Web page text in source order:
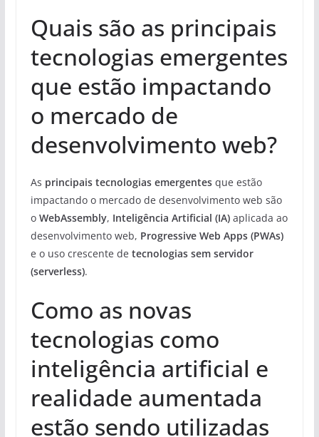
Quais são as principais
tecnologias emergentes
que estão impactando
o mercado de
desenvolvimento web?
As principais tecnologias emergentesque estão
impactando o mercado de desenvolvimento web são
o WebAssembly, Inteligência Artificial (IA)aplicada ao
desenvolvimento web, Progressive Web Apps (PWAs)
e o uso crescente de tecnologias sem servidor
(serverless).
Como as novas
tecnologias como
inteligência artificial e
realidade aumentada
estão sendo utilizadas